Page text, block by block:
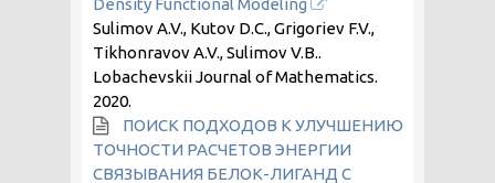
Density Functional Modeling
Sulimov A.V., Kutov D.C., Grigoriev F.V.,
Tikhonravov A.V., Sulimov V.B..
Lobachevskii Journal of Mathematics.
2020.
ПОИСК ПОДХОДОВ К УЛУЧШЕНИЮ
ТОЧНОСТИ РАСЧЕТОВ ЭНЕРГИИ
СВЯЗЫВАНИЯ БЕЛОК-ЛИГАНД С